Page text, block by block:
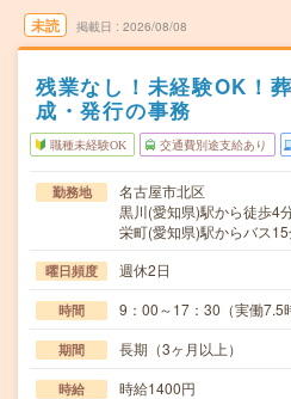
未読 掲載日 2026/08/08
残業なし！未経験OK！
成・発行の事務
職種未経験OK 交通費別途支給あり
勤務地
名古屋市北区
黒川(愛知県)駅から徒歩4
栄町(愛知県)駅からバス
曜日頻度 週休2日
時間 9：00～17：30（実働7.5
期間 長期（3ヶ月以上）
時給 時給1400円